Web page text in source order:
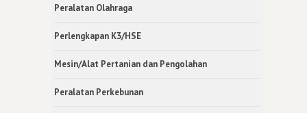
Peralatan Olahraga
Perlengkapan K3/HSE
Mesin/Alat Pertanian dan Pengolahan
Peralatan Perkebunan